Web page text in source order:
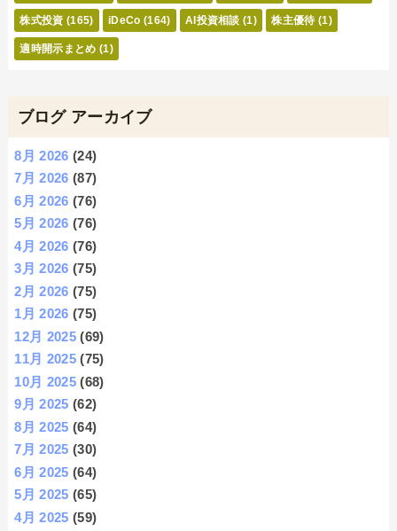
株式投資 (165) iDeCo (164) AI投資相談 (1) 株主優待 (1)
適時開示まとめ (1)
ブログ アーカイブ
8月 2026 (24)
7月 2026 (87)
6月 2026 (76)
5月 2026 (76)
4月 2026 (76)
3月 2026 (75)
2月 2026 (75)
1月 2026 (75)
12月 2025 (69)
11月 2025 (75)
10月 2025 (68)
9月 2025 (62)
8月 2025 (64)
7月 2025 (30)
6月 2025 (64)
5月 2025 (65)
4月 2025 (59)